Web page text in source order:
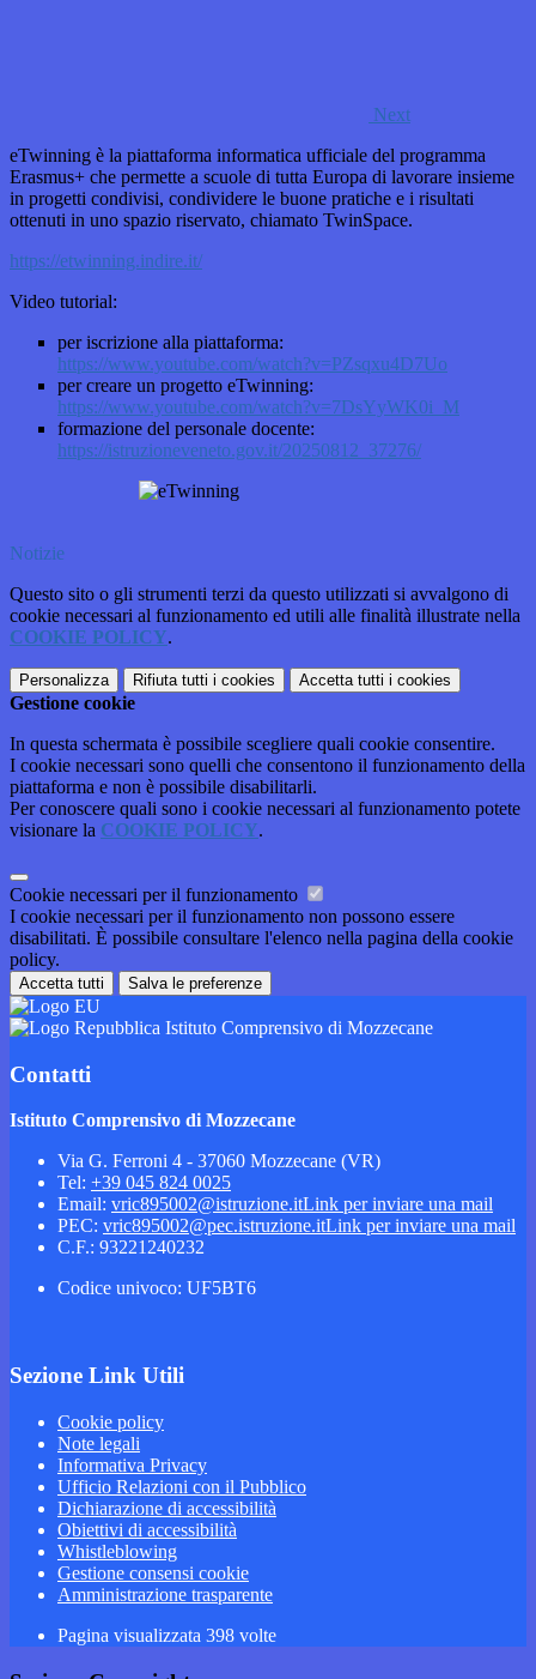
Next
eTwinning è la piattaforma informatica ufficiale del programma
Erasmus+ che permette a scuole di tutta Europa di lavorare insieme
in progetti condivisi, condividere le buone pratiche e i risultati
ottenuti in uno spazio riservato, chiamato TwinSpace.
https://etwinning.indire.it/
Video tutorial:
per iscrizione alla piattaforma:
https://www.youtube.com/watch?v=PZsqxu4D7Uo
per creare un progetto eTwinning:
https://www.youtube.com/watch?v=7DsYyWK0i_M
formazione del personale docente:
https://istruzioneveneto.gov.it/20250812_37276/
Notizie
Questo sito o gli strumenti terzi da questo utilizzati si avvalgono di
cookie necessari al funzionamento ed utili alle finalità illustrate nella
COOKIE POLICY.
Personalizza Rifiuta tutti i cookies Accetta tutti i cookies
Gestione cookie
In questa schermata è possibile scegliere quali cookie consentire.
I cookie necessari sono quelli che consentono il funzionamento della
piattaforma e non è possibile disabilitarli.
Per conoscere quali sono i cookie necessari al funzionamento potete
visionare la COOKIE POLICY.
Cookie necessari per il funzionamento
I cookie necessari per il funzionamento non possono essere
disabilitati. È possibile consultare l'elenco nella pagina della cookie
policy.
Accetta tutti Salva le preferenze
Istituto Comprensivo di Mozzecane
Contatti
Istituto Comprensivo di Mozzecane
Via G. Ferroni 4 - 37060 Mozzecane (VR)
Tel: +39 045 824 0025
Email: vric895002@istruzione.itLink per inviare una mail
PEC: vric895002@pec.istruzione.itLink per inviare una mail
C.F.: 93221240232
Codice univoco: UF5BT6
Sezione Link Utili
Cookie policy
Note legali
Informativa Privacy
Ufficio Relazioni con il Pubblico
Dichiarazione di accessibilità
Obiettivi di accessibilità
Whistleblowing
Gestione consensi cookie
Amministrazione trasparente
Pagina visualizzata 398 volte